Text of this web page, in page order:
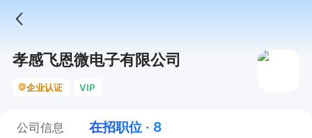
孝感飞恩微电子有限公司
企业认证 VIP
公司信息 在招职位 · 8